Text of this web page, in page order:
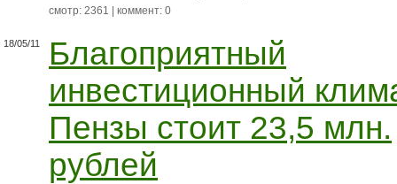
смотр: 2361 | коммент: 0
18/05/11
Благоприятный
инвестиционный
Пензы стоит 23,5 млн.
рублей